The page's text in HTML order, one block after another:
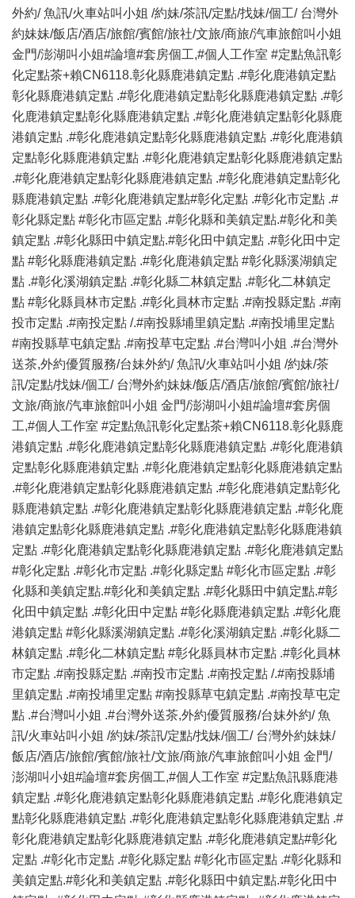
外約/ 魚訊/火車站叫小姐 /約妹/茶訊/定點/找妹/個工/ 台灣外
約妹妹/飯店/酒店/旅館/賓館/旅社/文旅/商旅/汽車旅館叫小姐
金門/澎湖叫小姐#論壇#套房個工,#個人工作室 #定點魚訊彰
化定點茶+賴CN6118.彰化縣鹿港鎮定點 .#彰化鹿港鎮定點
彰化縣鹿港鎮定點 .#彰化鹿港鎮定點彰化縣鹿港鎮定點 .#彰
化鹿港鎮定點彰化縣鹿港鎮定點 .#彰化鹿港鎮定點彰化縣鹿
港鎮定點 .#彰化鹿港鎮定點彰化縣鹿港鎮定點 .#彰化鹿港鎮
定點彰化縣鹿港鎮定點 .#彰化鹿港鎮定點彰化縣鹿港鎮定點
.#彰化鹿港鎮定點彰化縣鹿港鎮定點 .#彰化鹿港鎮定點彰化
縣鹿港鎮定點 .#彰化鹿港鎮定點#彰化定點 .#彰化市定點 .#
彰化縣定點 #彰化市區定點 .#彰化縣和美鎮定點.#彰化和美
鎮定點 .#彰化縣田中鎮定點.#彰化田中鎮定點 .#彰化田中定
點 #彰化縣鹿港鎮定點 .#彰化鹿港鎮定點 #彰化縣溪湖鎮定
點 .#彰化溪湖鎮定點 .#彰化縣二林鎮定點 .#彰化二林鎮定
點 #彰化縣員林市定點 .#彰化員林市定點 .#南投縣定點 .#南
投市定點 .#南投定點 /.#南投縣埔里鎮定點 .#南投埔里定點
#南投縣草屯鎮定點 .#南投草屯定點 .#台灣叫小姐 .#台灣外
送茶,外約優質服務/台妹外約/ 魚訊/火車站叫小姐 /約妹/茶
訊/定點/找妹/個工/ 台灣外約妹妹/飯店/酒店/旅館/賓館/旅社/
文旅/商旅/汽車旅館叫小姐 金門/澎湖叫小姐#論壇#套房個
工,#個人工作室 #定點魚訊彰化定點茶+賴CN6118.彰化縣鹿
港鎮定點 .#彰化鹿港鎮定點彰化縣鹿港鎮定點 .#彰化鹿港鎮
定點彰化縣鹿港鎮定點 .#彰化鹿港鎮定點彰化縣鹿港鎮定點
.#彰化鹿港鎮定點彰化縣鹿港鎮定點 .#彰化鹿港鎮定點彰化
縣鹿港鎮定點 .#彰化鹿港鎮定點彰化縣鹿港鎮定點 .#彰化鹿
港鎮定點彰化縣鹿港鎮定點 .#彰化鹿港鎮定點彰化縣鹿港鎮
定點 .#彰化鹿港鎮定點彰化縣鹿港鎮定點 .#彰化鹿港鎮定點
#彰化定點 .#彰化市定點 .#彰化縣定點 #彰化市區定點 .#彰
化縣和美鎮定點.#彰化和美鎮定點 .#彰化縣田中鎮定點.#彰
化田中鎮定點 .#彰化田中定點 #彰化縣鹿港鎮定點 .#彰化鹿
港鎮定點 #彰化縣溪湖鎮定點 .#彰化溪湖鎮定點 .#彰化縣二
林鎮定點 .#彰化二林鎮定點 #彰化縣員林市定點 .#彰化員林
市定點 .#南投縣定點 .#南投市定點 .#南投定點 /.#南投縣埔
里鎮定點 .#南投埔里定點 #南投縣草屯鎮定點 .#南投草屯定
點 .#台灣叫小姐 .#台灣外送茶,外約優質服務/台妹外約/ 魚
訊/火車站叫小姐 /約妹/茶訊/定點/找妹/個工/ 台灣外約妹妹/
飯店/酒店/旅館/賓館/旅社/文旅/商旅/汽車旅館叫小姐 金門/
澎湖叫小姐#論壇#套房個工,#個人工作室 #定點魚訊縣鹿港
鎮定點 .#彰化鹿港鎮定點彰化縣鹿港鎮定點 .#彰化鹿港鎮定
點彰化縣鹿港鎮定點 .#彰化鹿港鎮定點彰化縣鹿港鎮定點 .#
彰化鹿港鎮定點彰化縣鹿港鎮定點 .#彰化鹿港鎮定點#彰化
定點 .#彰化市定點 .#彰化縣定點 #彰化市區定點 .#彰化縣和
美鎮定點.#彰化和美鎮定點 .#彰化縣田中鎮定點.#彰化田中